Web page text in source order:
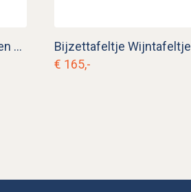
Antieke boeren stoel met biezen zitting
Bijzettafeltje Wijntafeltje
€ 165,-